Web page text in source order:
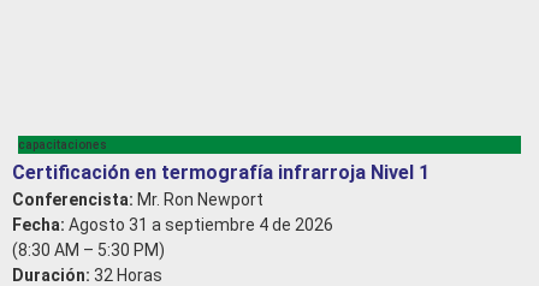
capacitaciones
Certificación en termografía infrarroja Nivel 1
Conferencista: Mr. Ron Newport
Fecha: Agosto 31 a septiembre 4 de 2026
(8:30 AM – 5:30 PM)
Duración: 32 Horas